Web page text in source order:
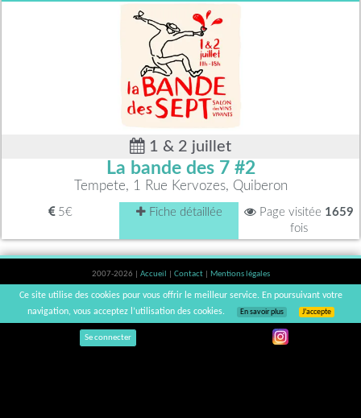
1 & 2 juillet
La bande des 7 #2
Tempete, 1 Rue Kervozes, Quiberon
5€ Fiche détaillée Page visitée 1659
fois
2007-2026 | Accueil Contact
Mentions légales
L'abus d'alcool est dangereux pour la santé, à consommer avec modération. |
vinsnaturels | v3.12
Se connecter
Ce site utilise des cookies pour vous offrir le meilleur service. En poursuivant votre
navigation, vous acceptez l’utilisation des cookies.
En savoir plus J’accepte